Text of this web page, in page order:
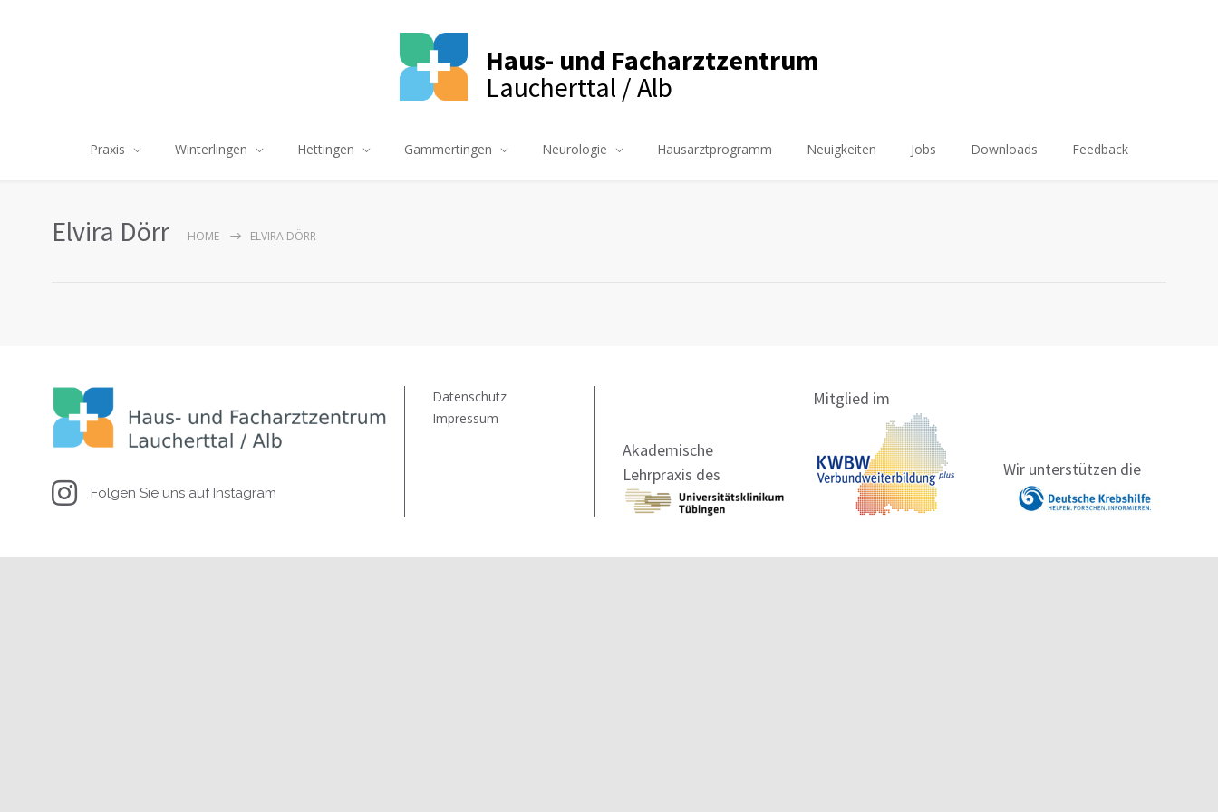
Haus- und Facharztzentrum
Laucherttal / Alb
Praxis Winterlingen Hettingen Gammertingen Neurologie Hausarztprogramm Neuigkeiten Jobs Downloads Feedback
Elvira Dörr HOME ELVIRA DÖRR
Folgen Sie uns auf Instagram
Datenschutz
Impressum
Akademische
Lehrpraxis des
Mitglied im
Wir unterstützen die